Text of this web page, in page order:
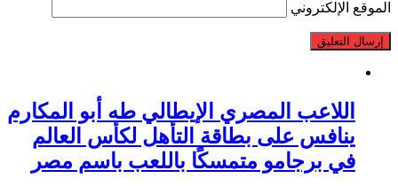
الموقع الإلكتروني
اللاعب المصري الإيطالي طه أبو المكارم
ينافس على بطاقة التأهل لكأس العالم
في برجامو متمسكًا باللعب باسم مصر